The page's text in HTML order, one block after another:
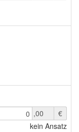
0 ,00
€
kein Ansatz